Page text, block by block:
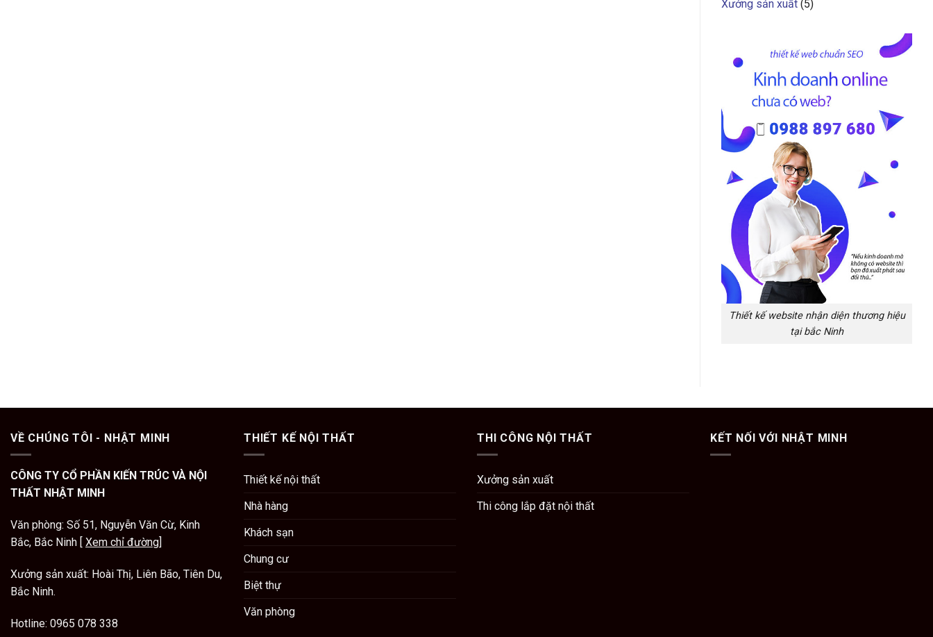
Xưởng sản xuất (5)
Thiết kế website nhận diện thương hiệu
tại bắc Ninh
VỀ CHÚNG TÔI - NHẬT MINH
CÔNG TY CỔ PHẦN KIẾN TRÚC VÀ NỘI
THẤT NHẬT MINH
Văn phòng: Số 51, Nguyễn Văn Cừ, Kinh
Bắc, Bắc Ninh [ Xem chỉ đường]
Xưởng sản xuất: Hoài Thị, Liên Bão, Tiên Du,
Bắc Ninh.
Hotline: 0965 078 338
THIẾT KẾ NỘI THẤT
Thiết kế nội thất
Nhà hàng
Khách sạn
Chung cư
Biệt thự
Văn phòng
THI CÔNG NỘI THẤT
Xưởng sản xuất
Thi công lắp đặt nội thất
KẾT NỐI VỚI NHẬT MINH